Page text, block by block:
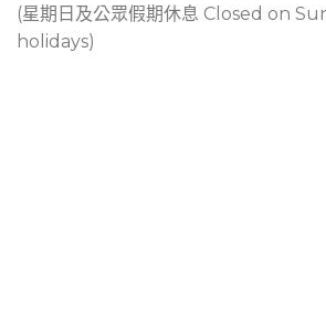
(星期日及公眾假期休息 Closed on
holidays)